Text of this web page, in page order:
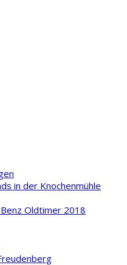
in der Knochenmühle
Oldtimer 2018